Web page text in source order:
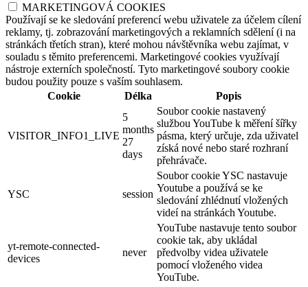
MARKETINGOVÁ COOKIES
Používají se ke sledování preferencí webu uživatele za účelem cílení
reklamy, tj. zobrazování marketingových a reklamních sdělení (i na
stránkách třetích stran), které mohou návštěvníka webu zajímat, v
souladu s těmito preferencemi. Marketingové cookies využívají
nástroje externích společností. Tyto marketingové soubory cookie
budou použity pouze s vaším souhlasem.
Cookie
Délka Popis
VISITOR_INFO1_LIVE
5
months
27
days
Soubor cookie nastavený
službou YouTube k měření šířky
pásma, který určuje, zda uživatel
získá nové nebo staré rozhraní
přehrávače.
YSC session
Soubor cookie YSC nastavuje
Youtube a používá se ke
sledování zhlédnutí vložených
videí na stránkách Youtube.
yt-remote-connected-
devices
never
YouTube nastavuje tento soubor
cookie tak, aby ukládal
předvolby videa uživatele
pomocí vloženého videa
YouTube.